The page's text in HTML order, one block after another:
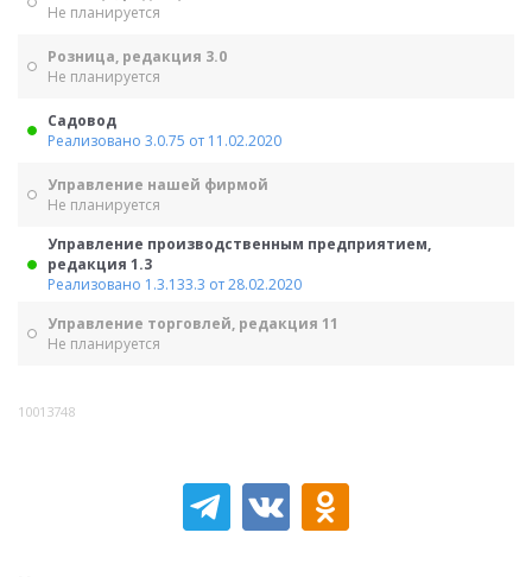
Не планируется
Розница, редакция 3.0
Не планируется
Садовод
Реализовано 3.0.75 от 11.02.2020
Управление нашей фирмой
Не планируется
Управление производственным предприятием,
редакция 1.3
Реализовано 1.3.133.3 от 28.02.2020
Управление торговлей, редакция 11
Не планируется
10013748